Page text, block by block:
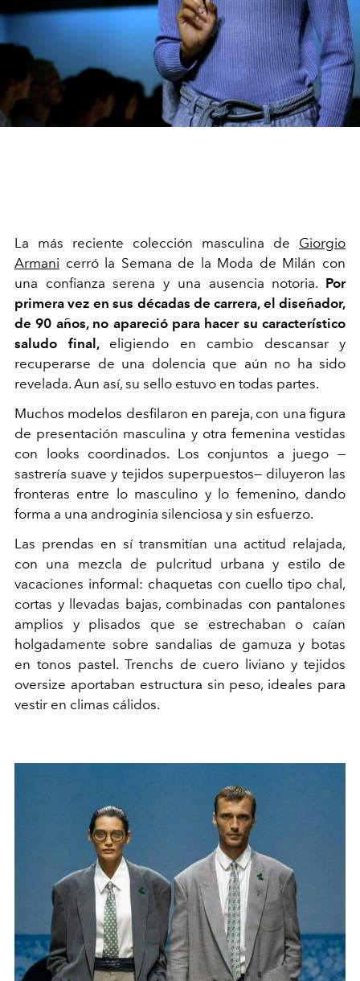
La más reciente colección masculina de Giorgio
Armani cerró la Semana de la Moda de Milán con
una confianza serena y una ausencia notoria. Por
primera vez en sus décadas de carrera, el diseñador,
de 90 años, no apareció para hacer su característico
saludo final, eligiendo en cambio descansar y
recuperarse de una dolencia que aún no ha sido
revelada. Aun así, su sello estuvo en todas partes.
Muchos modelos desfilaron en pareja, con una figura
de presentación masculina y otra femenina vestidas
con looks coordinados. Los conjuntos a juego —
sastrería suave y tejidos superpuestos— diluyeron las
fronteras entre lo masculino y lo femenino, dando
forma a una androginia silenciosa y sin esfuerzo.
Las prendas en sí transmitían una actitud relajada,
con una mezcla de pulcritud urbana y estilo de
vacaciones informal: chaquetas con cuello tipo chal,
cortas y llevadas bajas, combinadas con pantalones
amplios y plisados que se estrechaban o caían
holgadamente sobre sandalias de gamuza y botas
en tonos pastel. Trenchs de cuero liviano y tejidos
oversize aportaban estructura sin peso, ideales para
vestir en climas cálidos.